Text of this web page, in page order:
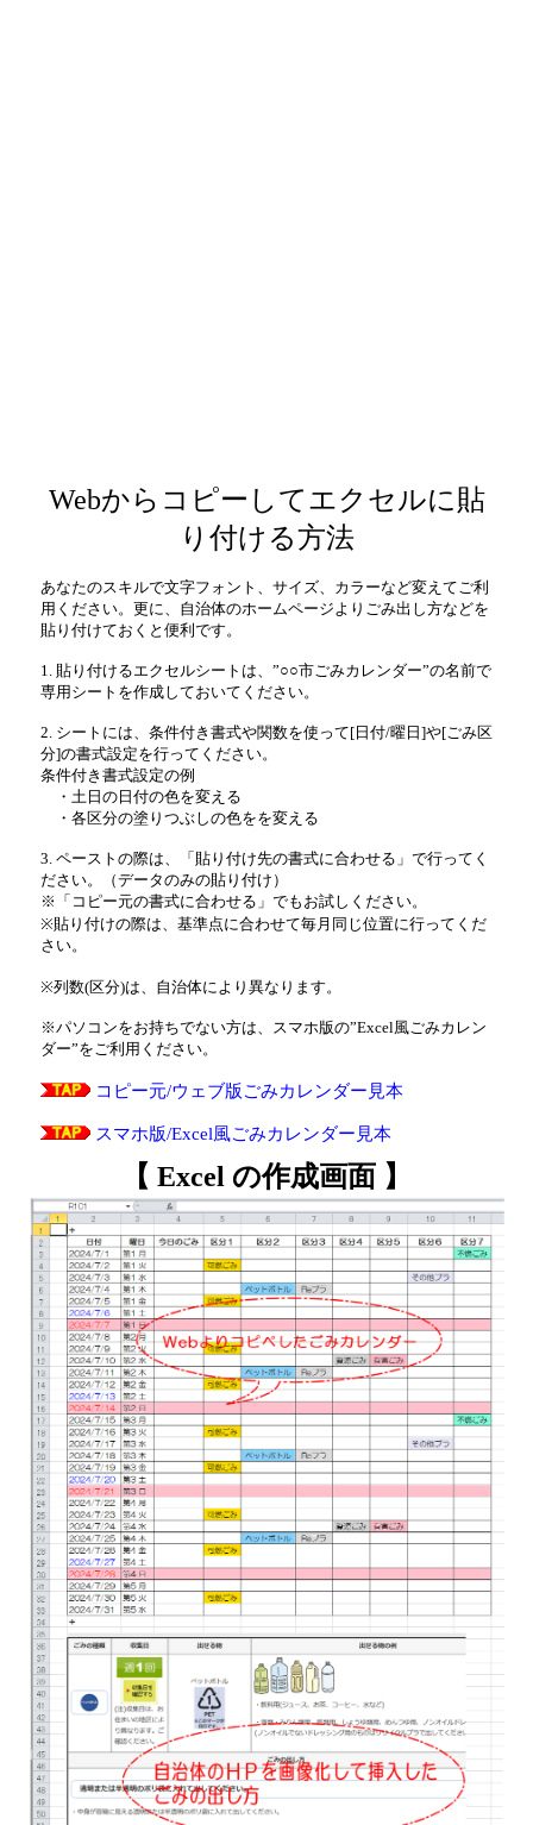
Webからコピーしてエクセルに貼
り付ける方法
あなたのスキルで文字フォント、サイズ、カラーなど変えてご利
用ください。更に、自治体のホームページよりごみ出し方などを
貼り付けておくと便利です。
1. 貼り付けるエクセルシートは、”○○市ごみカレンダー”の名前で
専用シートを作成しておいてください。
2. シートには、条件付き書式や関数を使って[日付/曜日]や[ごみ区
分]の書式設定を行ってください。
条件付き書式設定の例
・土日の日付の色を変える
・各区分の塗りつぶしの色をを変える
3. ペーストの際は、「貼り付け先の書式に合わせる」で行ってく
ださい。（データのみの貼り付け）
※「コピー元の書式に合わせる」でもお試しください。
※貼り付けの際は、基準点に合わせて毎月同じ位置に行ってくだ
さい。
※列数(区分)は、自治体により異なります。
※パソコンをお持ちでない方は、スマホ版の”Excel風ごみカレン
ダー”をご利用ください。
コピー元/ウェブ版ごみカレンダー見本
スマホ版/Excel風ごみカレンダー見本
【 Excel の作成画面 】